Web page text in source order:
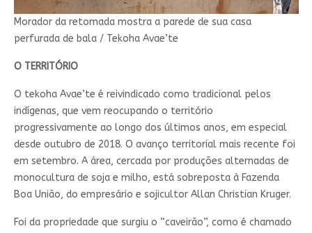
Morador da retomada mostra a parede de sua casa
perfurada de bala / Tekoha Avae’te
O TERRITÓRIO
O tekoha Avae’te é reivindicado como tradicional pelos
indígenas, que vem reocupando o território
progressivamente ao longo dos últimos anos, em especial
desde outubro de 2018. O avanço territorial mais recente foi
em setembro. A área, cercada por produções alternadas de
monocultura de soja e milho, está sobreposta à Fazenda
Boa União, do empresário e sojicultor Allan Christian Kruger.
Foi da propriedade que surgiu o “caveirão”, como é chamado